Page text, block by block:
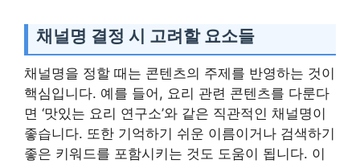
채널명 결정 시 고려할 요소들
채널명을 정할 때는 콘텐츠의 주제를 반영하는 것이
핵심입니다. 예를 들어, 요리 관련 콘텐츠를 다룬다
면 ‘맛있는 요리 연구소’와 같은 직관적인 채널명이
좋습니다. 또한 기억하기 쉬운 이름이거나 검색하기
좋은 키워드를 포함시키는 것도 도움이 됩니다. 이